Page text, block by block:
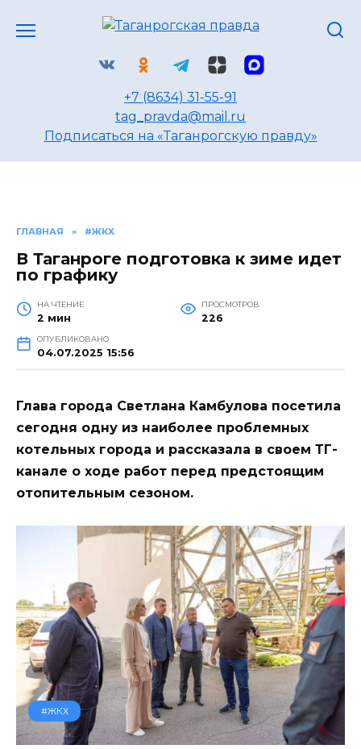
+7 (8634) 31-55-91
tag_pravda@mail.ru
Подписаться на «Таганрогскую правду»
ГЛАВНАЯ » #ЖКХ
В Таганроге подготовка к зиме идет
по графику
НА ЧТЕНИЕ
2 мин
ПРОСМОТРОВ
226
ОПУБЛИКОВАНО
04.07.2025 15:56
Глава города Светлана Камбулова посетила
сегодня одну из наиболее проблемных
котельных города и рассказала в своем ТГ-
канале о ходе работ перед предстоящим
отопительным сезоном.
#ЖКХ